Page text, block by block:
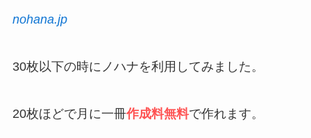
nohana.jp
30枚以下の時にノハナを利用してみました。
20枚ほどで月に一冊作成料無料で作れます。